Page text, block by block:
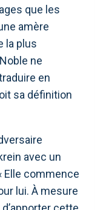
que les
amère
la plus
ne
en
sa définition
avec un
Elle commence
lui. À mesure